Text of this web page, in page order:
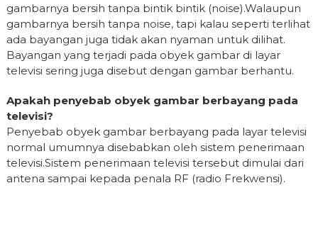
gambarnya bersih tanpa bintik bintik (noise).Walaupun
gambarnya bersih tanpa noise, tapi kalau seperti terlihat
ada bayangan juga tidak akan nyaman untuk dilihat.
Bayangan yang terjadi pada obyek gambar di layar
televisi sering juga disebut dengan gambar berhantu.
Apakah penyebab obyek gambar berbayang pada
televisi?
Penyebab obyek gambar berbayang pada layar televisi
normal umumnya disebabkan oleh sistem penerimaan
televisi.Sistem penerimaan televisi tersebut dimulai dari
antena sampai kepada penala RF (radio Frekwensi).